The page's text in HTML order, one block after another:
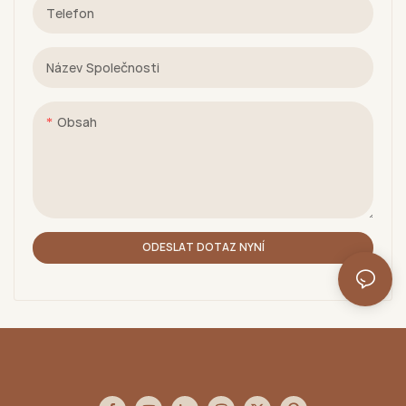
Telefon
Název Společnosti
Obsah
ODESLAT DOTAZ NYNÍ